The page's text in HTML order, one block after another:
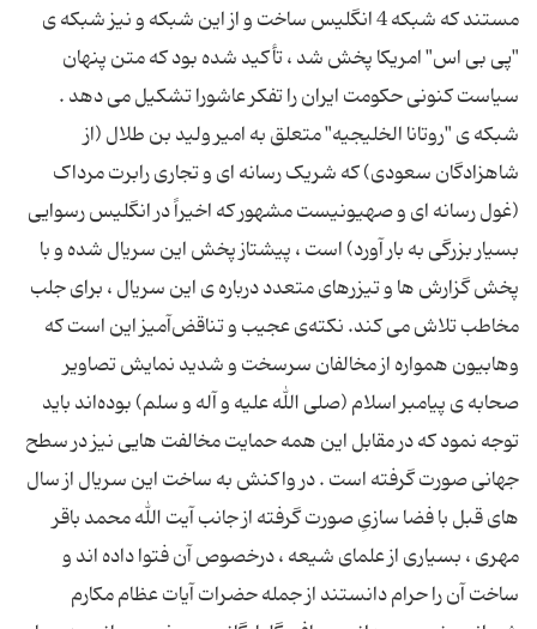
مستند كه شبكه 4 انگلیس ساخت و از این شبكه و نیز شبكه ی
"پی ‌بی ‌اس" امریكا پخش شد ، تأكید شده بود كه متن پنهان
سیاست كنونی حكومت ایران را تفكر عاشورا تشكیل می ‌دهد .
شبكه ی "روتانا الخلیجیه" متعلق به امیر ولید بن طلال (از
شاهزادگان سعودی) كه شریک رسانه ‌ای و تجاری رابرت مرداک
(غول رسانه ‌ای و صهیونیست مشهور كه اخیراً در انگلیس رسوایی
بسیار بزرگی به بار آورد) است ، پیشتاز پخش این سریال شده و با
پخش گزارش‌ ها و تیزرهای متعدد درباره ی این سریال ، برای جلب
مخاطب تلاش می ‌كند. نکته‌ی عجیب و تناقض‌آمیز این است که
وهابیون همواره از مخالفان سرسخت و شدید نمایش تصاویر
صحابه ی پیامبر اسلام (صلی ‌الله علیه و آله و سلم) بوده‌اند باید
توجه نمود که در مقابل این همه حمایت مخالفت هایی نیز در سطح
جهانی صورت گرفته است . در واكنش به ساخت این سریال از سال‌
های قبل با فضا سازیِ صورت گرفته از جانب آیت ‌الله محمد باقر
مهری ، بسیاری از علمای شیعه ، درخصوص آن فتوا داده اند و
ساخت آن را حرام دانستند از جمله حضرات آیات عظام مكارم